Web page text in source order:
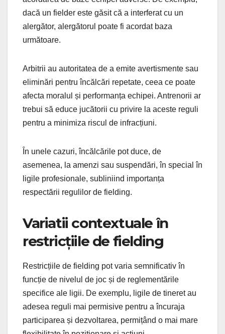
dacă un fielder este găsit că a interferat cu un
alergător, alergătorul poate fi acordat baza
următoare.
Arbitrii au autoritatea de a emite avertismente sau
eliminări pentru încălcări repetate, ceea ce poate
afecta moralul și performanța echipei. Antrenorii ar
trebui să educe jucătorii cu privire la aceste reguli
pentru a minimiza riscul de infracțiuni.
În unele cazuri, încălcările pot duce, de
asemenea, la amenzi sau suspendări, în special în
ligile profesionale, subliniind importanța
respectării regulilor de fielding.
Variatii contextuale în
restricțiile de fielding
Restricțiile de fielding pot varia semnificativ în
funcție de nivelul de joc și de reglementările
specifice ale ligii. De exemplu, ligile de tineret au
adesea reguli mai permisive pentru a încuraja
participarea și dezvoltarea, permițând o mai mare